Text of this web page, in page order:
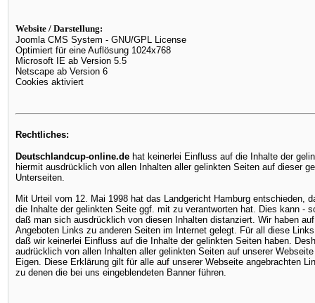
Website / Darstellung:
Joomla CMS System - GNU/GPL License
Optimiert für eine Auflösung 1024x768
Microsoft IE ab Version 5.5
Netscape ab Version 6
Cookies aktiviert
Rechtliches:
Deutschlandcup-online.de hat keinerlei Einfluss auf die Inhalte der
hiermit ausdrücklich von allen Inhalten aller gelinkten Seiten auf dieser
Unterseiten.
Mit Urteil vom 12. Mai 1998 hat das Landgericht Hamburg entschieden,
die Inhalte der gelinkten Seite ggf. mit zu verantworten hat. Dies kann -
daß man sich ausdrücklich von diesen Inhalten distanziert. Wir haben
Angeboten Links zu anderen Seiten im Internet gelegt. Für all diese
daß wir keinerlei Einfluss auf die Inhalte der gelinkten Seiten haben.
audrücklich von allen Inhalten aller gelinkten Seiten auf unserer
Eigen. Diese Erklärung gilt für alle auf unserer Webseite angebrachten
zu denen die bei uns eingeblendeten Banner führen.